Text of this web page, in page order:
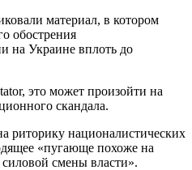
материал, в котором
обострения
на Украине вплоть до
это может произойти на
скандала.
риторику националистических
«пугающе похоже на
смены власти».